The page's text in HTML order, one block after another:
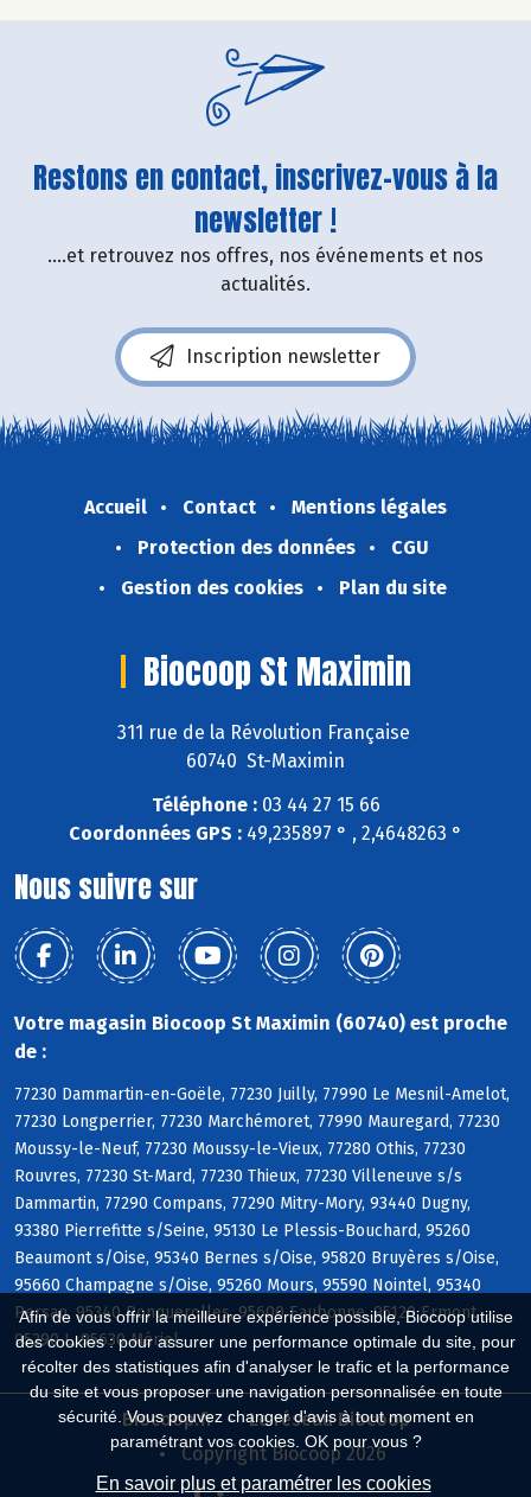
Afin de vous offrir la meilleure expérience possible, Biocoop utilise
des cookies : pour assurer une performance optimale du site, pour
récolter des statistiques afin d'analyser le trafic et la performance
du site et vous proposer une navigation personnalisée en toute
sécurité. Vous pouvez changer d'avis à tout moment en
paramétrant vos cookies. OK pour vous ?
En savoir plus et paramétrer les cookies
Restons en contact, inscrivez-vous à la
newsletter !
....et retrouvez nos offres, nos événements et nos
actualités.
Inscription newsletter
Accueil Contact
Mentions légales
Protection des données
CGU
Gestion des cookies
Plan du site
Biocoop St Maximin
311 rue de la Révolution Française
60740 St-Maximin
Téléphone :03 44 27 15 66
Coordonnées GPS : 49,235897 ° , 2,4648263 °
Nous suivre sur
Votre magasin Biocoop St Maximin (60740) est proche
de :
77230 Dammartin-en-Goële, 77230 Juilly, 77990 Le Mesnil-Amelot,
77230 Longperrier, 77230 Marchémoret, 77990 Mauregard, 77230
Moussy-le-Neuf, 77230 Moussy-le-Vieux, 77280 Othis, 77230
Rouvres, 77230 St-Mard, 77230 Thieux, 77230 Villeneuve s/s
Dammartin, 77290 Compans, 77290 Mitry-Mory, 93440 Dugny,
93380 Pierrefitte s/Seine, 95130 Le Plessis-Bouchard, 95260
Beaumont s/Oise, 95340 Bernes s/Oise, 95820 Bruyères s/Oise,
95660 Champagne s/Oise, 95260 Mours, 95590 Nointel, 95340
Persan, 95340 Ronquerolles, 95600 Eaubonne, 95120 Ermont,
95290 L, 95630 Mériel
Biocoop.fr
Le réseau Biocoop
Copyright Biocoop 2026